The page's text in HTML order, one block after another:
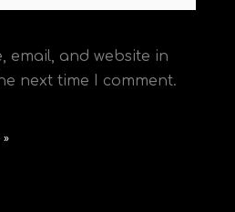
email, and website in
next time I comment.